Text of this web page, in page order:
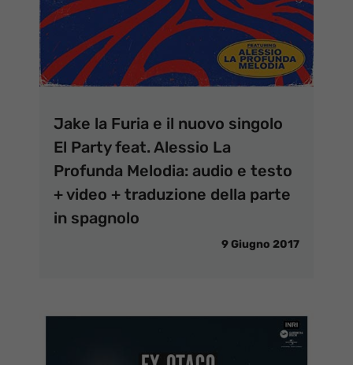
Jake la Furia e il nuovo singolo
El Party feat. Alessio La
Profunda Melodia: audio e testo
+ video + traduzione della parte
in spagnolo
9 Giugno 2017